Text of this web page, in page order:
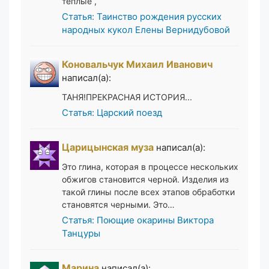
Статья: Таинство рождения русских
народных кукол Елены Вернидубовой
Коновальчук Михаил Иванович
написал(а):
ТАНЯ!ПРЕКРАСНАЯ ИСТОРИЯ...
Статья: Царский поезд
Царицынская муза написал(а):
Это глина, которая в процессе нескольких
обжигов становится черной. Изделия из
такой глины после всех этапов обработки
становятся черными. Это…
Статья: Поющие окарины Виктора
Танцуры